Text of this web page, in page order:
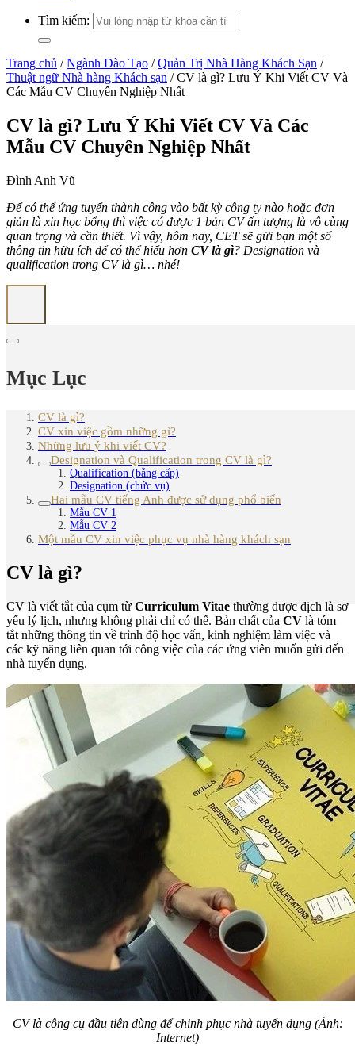
Tìm kiếm:
Trang chủ / Ngành Đào Tạo / Quản Trị Nhà Hàng Khách Sạn /
Thuật ngữ Nhà hàng Khách sạn / CV là gì? Lưu Ý Khi Viết CV Và
Các Mẫu CV Chuyên Nghiệp Nhất
CV là gì? Lưu Ý Khi Viết CV Và Các
Mẫu CV Chuyên Nghiệp Nhất
Đình Anh Vũ
Để có thể ứng tuyển thành công vào bất kỳ công ty nào hoặc đơn
giản là xin học bổng thì việc có được 1 bản CV ấn tượng là vô cùng
quan trọng và cần thiết. Vì vậy, hôm nay, CET sẽ gửi bạn một số
thông tin hữu ích để có thể hiểu hơn CV là gì? Designation và
qualification trong CV là gì… nhé!
Mục Lục
CV là gì?
CV xin việc gồm những gì?
Những lưu ý khi viết CV?
Designation và Qualification trong CV là gì?
Qualification (bằng cấp)
Designation (chức vụ)
Hai mẫu CV tiếng Anh được sử dụng phổ biến
Mẫu CV 1
Mẫu CV 2
Một mẫu CV xin việc phục vụ nhà hàng khách sạn
CV là gì?
CV là viết tắt của cụm từCurriculum Vitae thường được dịch là sơ
yếu lý lịch, nhưng không phải chỉ có thế. Bản chất của CV là tóm
tắt những thông tin về trình độ học vấn, kinh nghiệm làm việc và
các kỹ năng liên quan tới công việc của các ứng viên muốn gửi đến
nhà tuyển dụng.
CV là công cụ đầu tiên dùng để chinh phục nhà tuyển dụng (Ảnh:
Internet)